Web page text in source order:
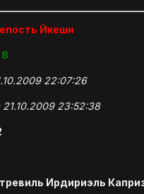
Йкеши
22:07:26
23:52:38
Ирдириэль